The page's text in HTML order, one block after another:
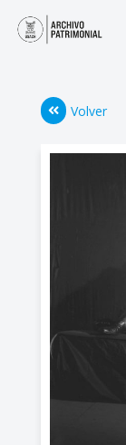
Volver